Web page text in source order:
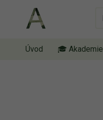
Úvod 🎓 Akademie